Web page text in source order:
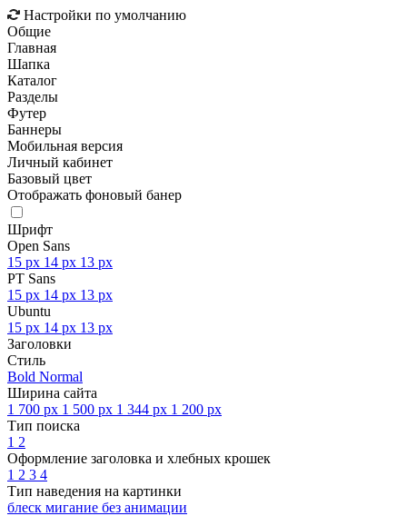
Настройки по умолчанию
Общие
Главная
Шапка
Каталог
Разделы
Футер
Баннеры
Мобильная версия
Личный кабинет
Базовый цвет
Отображать фоновый банер
Шрифт
Open Sans
15 px 14 px 13 px
PT Sans
15 px 14 px 13 px
Ubuntu
15 px 14 px 13 px
Заголовки
Стиль
Bold Normal
Ширина сайта
1 700 px 1 500 px 1 344 px 1 200 px
Тип поиска
1 2
Оформление заголовка и хлебных крошек
1 2 3 4
Тип наведения на картинки
блеск мигание без анимации